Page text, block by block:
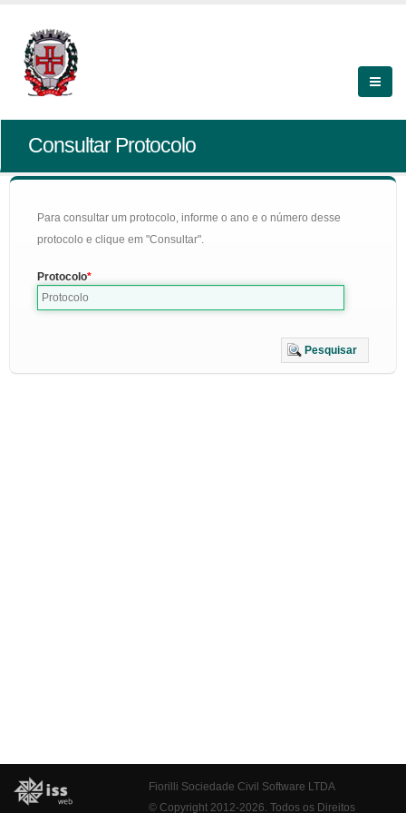
Consultar Protocolo
Para consultar um protocolo, informe o ano e o número desse
protocolo e clique em "Consultar".
Protocolo
Pesquisar
Fiorilli Sociedade Civil Software LTDA
© Copyright 2012-2026. Todos os Direitos